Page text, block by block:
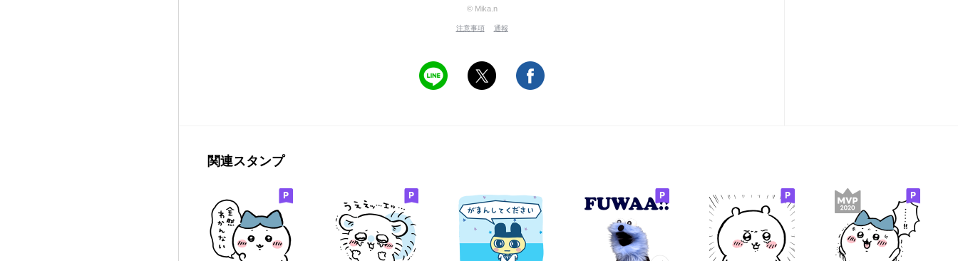
© Mika.n
注意事項 通報
関連スタンプ